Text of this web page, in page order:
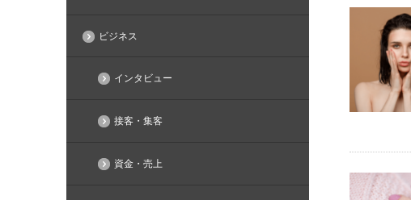
ビジネス
インタビュー
接客・集客
資金・売上